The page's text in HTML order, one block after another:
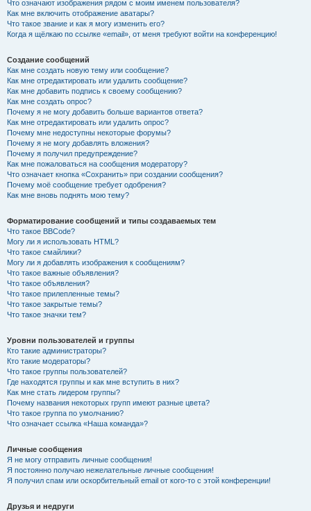
Что означают изображения рядом с моим именем пользователя?
Как мне включить отображение аватары?
Что такое звание и как я могу изменить его?
Когда я щёлкаю по ссылке «email», от меня требуют войти на конференцию!
Создание сообщений
Как мне создать новую тему или сообщение?
Как мне отредактировать или удалить сообщение?
Как мне добавить подпись к своему сообщению?
Как мне создать опрос?
Почему я не могу добавить больше вариантов ответа?
Как мне отредактировать или удалить опрос?
Почему мне недоступны некоторые форумы?
Почему я не могу добавлять вложения?
Почему я получил предупреждение?
Как мне пожаловаться на сообщения модератору?
Что означает кнопка «Сохранить» при создании сообщения?
Почему моё сообщение требует одобрения?
Как мне вновь поднять мою тему?
Форматирование сообщений и типы создаваемых тем
Что такое BBCode?
Могу ли я использовать HTML?
Что такое смайлики?
Могу ли я добавлять изображения к сообщениям?
Что такое важные объявления?
Что такое объявления?
Что такое прилепленные темы?
Что такое закрытые темы?
Что такое значки тем?
Уровни пользователей и группы
Кто такие администраторы?
Кто такие модераторы?
Что такое группы пользователей?
Где находятся группы и как мне вступить в них?
Как мне стать лидером группы?
Почему названия некоторых групп имеют разные цвета?
Что такое группа по умолчанию?
Что означает ссылка «Наша команда»?
Личные сообщения
Я не могу отправить личные сообщения!
Я постоянно получаю нежелательные личные сообщения!
Я получил спам или оскорбительный email от кого-то с этой конференции!
Друзья и недруги